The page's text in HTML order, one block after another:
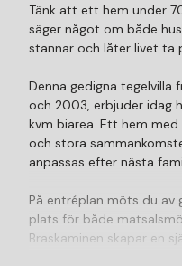
Tänk att ett hem under
säger något om både
stannar och låter livet ta
Denna gedigna tegelvilla
och 2003, erbjuder idag
kvm biarea. Ett hem
och stora
anpassas efter nästa
På entréplan möts du av
plats för både
Braskaminen skapar en